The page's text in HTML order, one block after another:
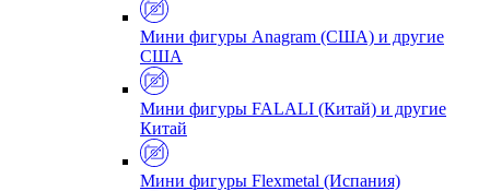
Мини фигуры Anagram (США) и другие
США
Мини фигуры FALALI (Китай) и другие
Китай
Мини фигуры Flexmetal (Испания)